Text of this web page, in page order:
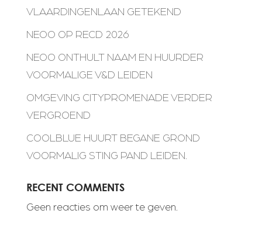
VLAARDINGENLAAN GETEKEND
NEOO OP RECD 2026
NEOO ONTHULT NAAM EN HUURDER
VOORMALIGE V&D LEIDEN
OMGEVING CITYPROMENADE VERDER
VERGROEND
COOLBLUE HUURT BEGANE GROND
VOORMALIG STING PAND LEIDEN.
RECENT COMMENTS
Geen reacties om weer te geven.